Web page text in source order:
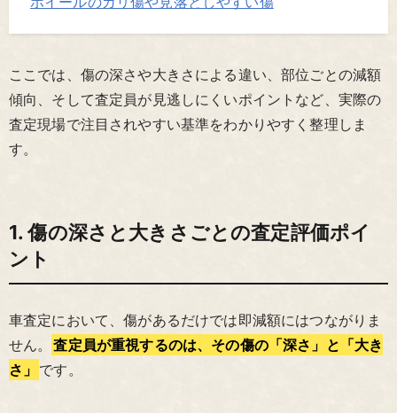
ここでは、傷の深さや大きさによる違い、部位ごとの減額
傾向、そして査定員が見逃しにくいポイントなど、実際の
査定現場で注目されやすい基準をわかりやすく整理しま
す。
1. 傷の深さと大きさごとの査定評価ポイ
ント
車査定において、傷があるだけでは即減額にはつながりま
せん。 査定員が重視するのは、その傷の「深さ」と「大き
さ」 です。